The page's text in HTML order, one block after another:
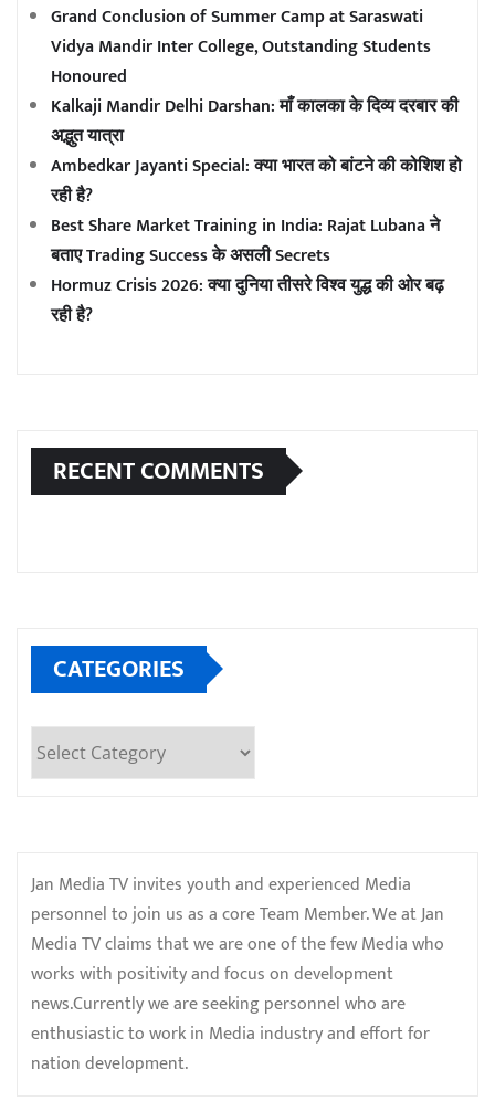
Grand Conclusion of Summer Camp at Saraswati
Vidya Mandir Inter College, Outstanding Students
Honoured
Kalkaji Mandir Delhi Darshan: माँ कालका के दिव्य दरबार की
अद्भुत यात्रा
Ambedkar Jayanti Special: क्या भारत को बांटने की कोशिश हो
रही है?
Best Share Market Training in India: Rajat Lubana ने
बताए Trading Success के असली Secrets
Hormuz Crisis 2026: क्या दुनिया तीसरे विश्व युद्ध की ओर बढ़
रही है?
RECENT COMMENTS
CATEGORIES
Categories
Jan Media TV invites youth and experienced Media
personnel to join us as a core Team Member. We at Jan
Media TV claims that we are one of the few Media who
works with positivity and focus on development
news.Currently we are seeking personnel who are
enthusiastic to work in Media industry and effort for
nation development.